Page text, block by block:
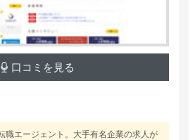
口コミを見る
職エージェント。大手有名企業の求人が